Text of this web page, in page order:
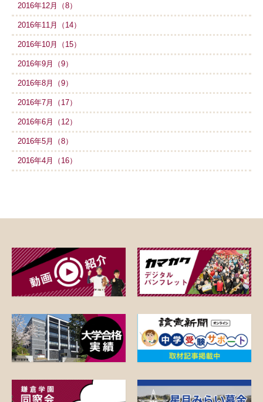
2016年12月（8）
2016年11月（14）
2016年10月（15）
2016年9月（9）
2016年8月（9）
2016年7月（17）
2016年6月（12）
2016年5月（8）
2016年4月（16）